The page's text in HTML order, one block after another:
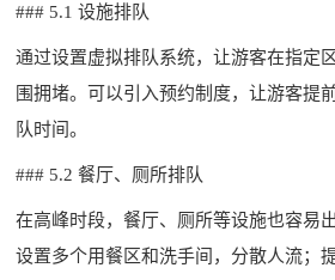
### 5.1 设施排队
通过设置虚拟排队系统，让游客在指定
围拥堵。可以引入预约制度，让游客提
队时间。
### 5.2 餐厅、厕所排队
在高峰时段，餐厅、厕所等设施也容易
设置多个用餐区和洗手间，分散人流；